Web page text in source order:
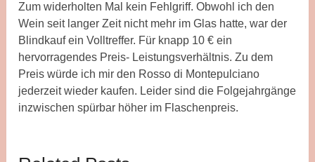
Zum widerholten Mal kein Fehlgriff. Obwohl ich den
Wein seit langer Zeit nicht mehr im Glas hatte, war der
Blindkauf ein Volltreffer. Für knapp 10 € ein
hervorragendes Preis- Leistungsverhältnis. Zu dem
Preis würde ich mir den Rosso di Montepulciano
jederzeit wieder kaufen. Leider sind die Folgejahrgänge
inzwischen spürbar höher im Flaschenpreis.